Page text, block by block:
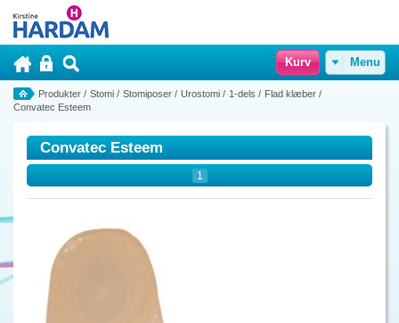
Kurv Menu
Produkter / Stomi / Stomiposer / Urostomi / 1-dels / Flad klæber /
Convatec Esteem
Convatec Esteem
1